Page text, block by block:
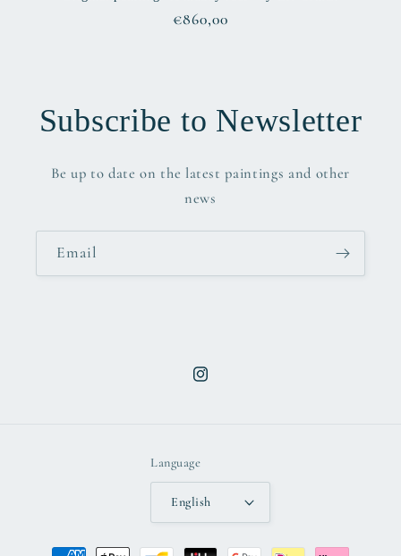
Regular
€860,00
Subscribe to Newsletter
Be up to date on the latest paintings and other
news
Email
Instagram
Language
English
Payment